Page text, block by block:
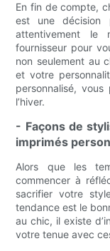
En fin de compte,
est une décision
attentivement
fournisseur pour
non seulement au
et votre
personnalisé,
l’hiver.
- Façons de
imprimés
Alors que les
commencer à
sacrifier votre
tendance est le
au chic, il existe
votre tenue avec